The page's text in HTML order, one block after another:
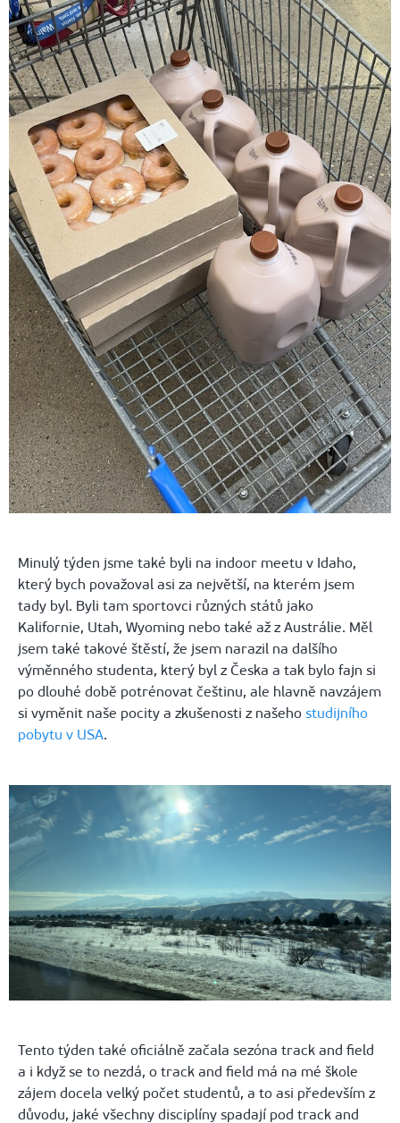
Minulý týden jsme také byli na indoor meetu v Idaho,
který bych považoval asi za největší, na kterém jsem
tady byl. Byli tam sportovci různých států jako
Kalifornie, Utah, Wyoming nebo také až z Austrálie. Měl
jsem také takové štěstí, že jsem narazil na dalšího
výměnného studenta, který byl z Česka a tak bylo fajn si
po dlouhé době potrénovat češtinu, ale hlavně navzájem
si vyměnit naše pocity a zkušenosti z našeho studijního
pobytu v USA.
Tento týden také oficiálně začala sezóna track and field
a i když se to nezdá, o track and field má na mé škole
zájem docela velký počet studentů, a to asi především z
důvodu, jaké všechny disciplíny spadají pod track and